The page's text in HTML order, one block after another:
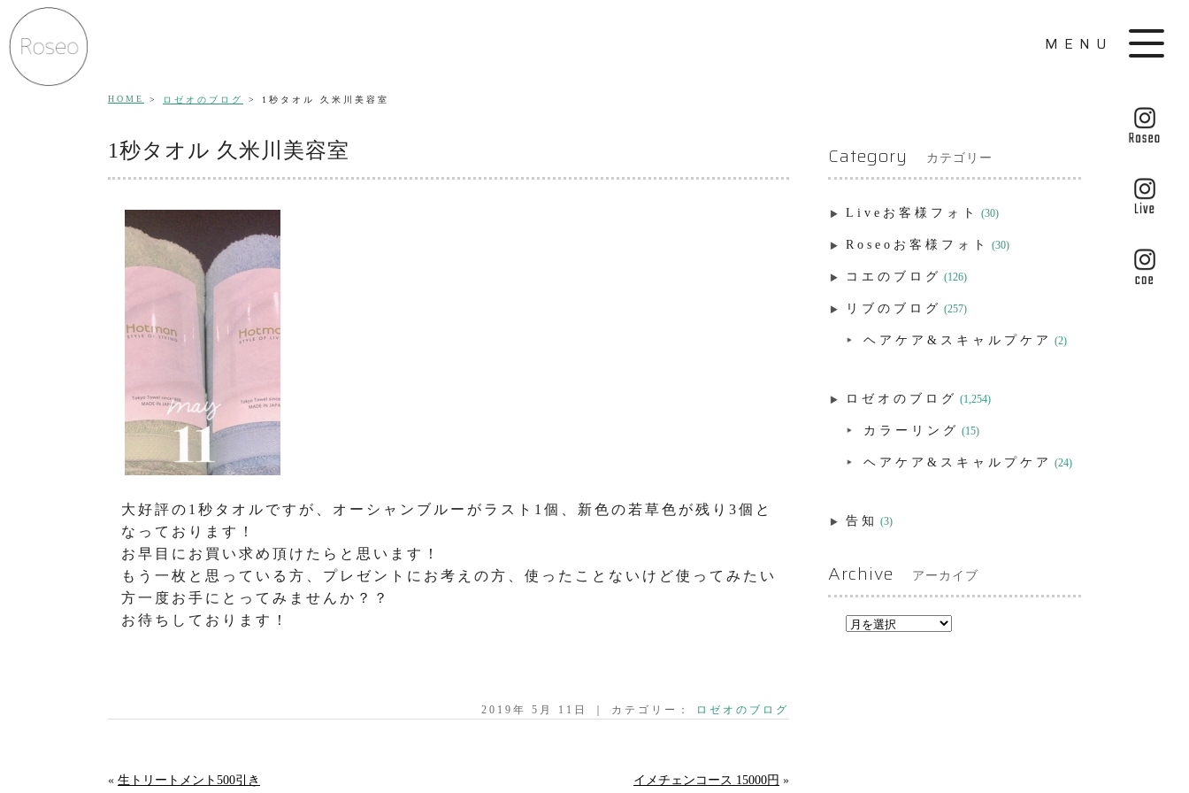
MENU
HOME ロゼオのブログ 1秒タオル 久米川美容室
1秒タオル 久米川美容室
大好評の1秒タオルですが、オーシャンブルーがラスト1個、新色の若草色が残り3個と
なっております！
お早目にお買い求め頂けたらと思います！
もう一枚と思っている方、プレゼントにお考えの方、使ったことないけど使ってみたい
方一度お手にとってみませんか？？
お待ちしております！
2019年 5月 11日 ｜ カテゴリー： ロゼオのブログ
« 生トリートメント500引き イメチェンコース 15000円 »
Category カテゴリー
Liveお客様フォト (30)
Roseoお客様フォト (30)
コエのブログ (126)
リブのブログ (257)
ヘアケア&スキャルプケア (2)
ロゼオのブログ (1,254)
カラーリング (15)
ヘアケア&スキャルプケア (24)
告知 (3)
Archive アーカイブ